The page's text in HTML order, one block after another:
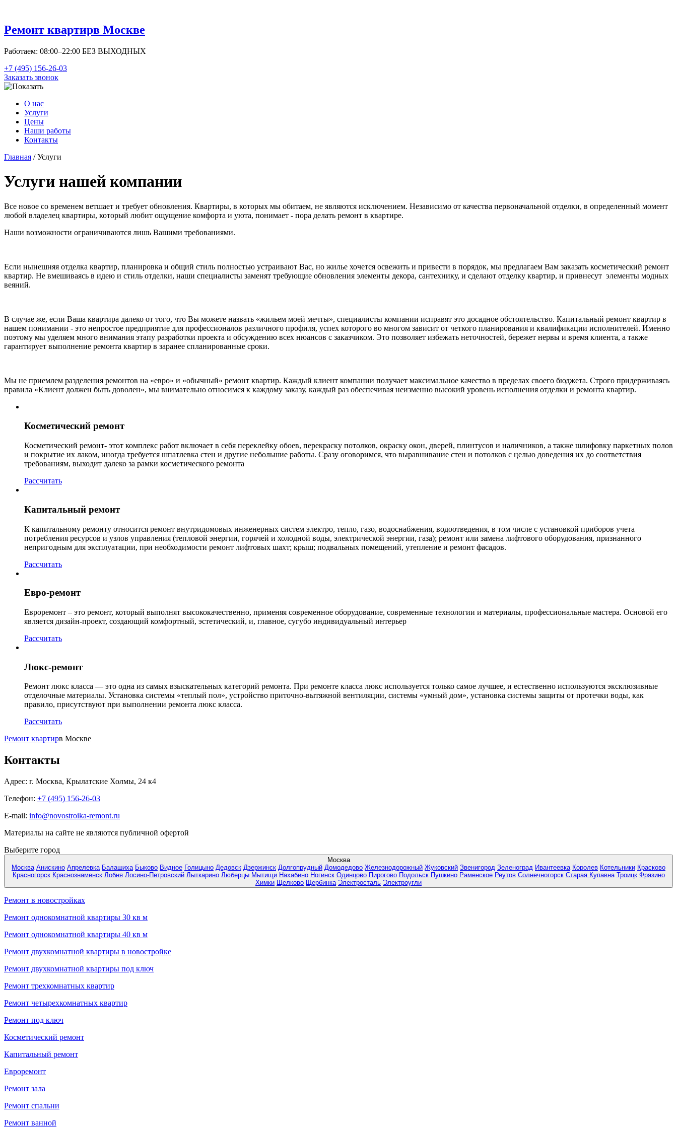
Ремонт квартирв Москве
Работаем: 08:00–22:00 БЕЗ ВЫХОДНЫХ
+7 (495) 156-26-03
Заказать звонок
О нас
Услуги
Цены
Наши работы
Контакты
Главная / Услуги
Услуги нашей компании
Все новое со временем ветшает и требует обновления. Квартиры, в которых мы обитаем, не являются исключением. Независимо от качества первоначальной отделки, в определенный момент
любой владелец квартиры, который любит ощущение комфорта и уюта, понимает - пора делать ремонт в квартире.
Наши возможности ограничиваются лишь Вашими требованиями.
Если нынешняя отделка квартир, планировка и общий стиль полностью устраивают Вас, но жилье хочется освежить и привести в порядок, мы предлагаем Вам заказать косметический ремонт
квартир. Не вмешиваясь в идею и стиль отделки, наши специалисты заменят требующие обновления элементы декора, сантехнику, и сделают отделку квартир, и привнесут элементы модных
веяний.
В случае же, если Ваша квартира далеко от того, что Вы можете назвать «жильем моей мечты», специалисты компании исправят это досадное обстоятельство. Капитальный ремонт квартир в
нашем понимании - это непростое предприятие для профессионалов различного профиля, успех которого во многом зависит от четкого планирования и квалификации исполнителей. Именно
поэтому мы уделяем много внимания этапу разработки проекта и обсуждению всех нюансов с заказчиком. Это позволяет избежать неточностей, бережет нервы и время клиента, а также
гарантирует выполнение ремонта квартир в заранее спланированные сроки.
Мы не приемлем разделения ремонтов на «евро» и «обычный» ремонт квартир. Каждый клиент компании получает максимальное качество в пределах своего бюджета. Строго придерживаясь
правила «Клиент должен быть доволен», мы внимательно относимся к каждому заказу, каждый раз обеспечивая неизменно высокий уровень исполнения отделки и ремонта квартир.
Косметический ремонт
Косметический ремонт- этот комплекс работ включает в себя переклейку обоев, перекраску потолков, окраску окон, дверей, плинтусов и наличников, а также шлифовку паркетных полов
и покрытие их лаком, иногда требуется шпатлевка стен и другие небольшие работы. Сразу оговоримся, что выравнивание стен и потолков с целью доведения их до соответствия
требованиям, выходит далеко за рамки косметического ремонта
Рассчитать
Капитальный ремонт
К капитальному ремонту относится ремонт внутридомовых инженерных систем электро, тепло, газо, водоснабжения, водоотведения, в том числе с установкой приборов учета
потребления ресурсов и узлов управления (тепловой энергии, горячей и холодной воды, электрической энергии, газа); ремонт или замена лифтового оборудования, признанного
непригодным для эксплуатации, при необходимости ремонт лифтовых шахт; крыш; подвальных помещений, утепление и ремонт фасадов.
Рассчитать
Евро-ремонт
Евроремонт – это ремонт, который выполнят высококачественно, применяя современное оборудование, современные технологии и материалы, профессиональные мастера. Основой его
является дизайн-проект, создающий комфортный, эстетический, и, главное, сугубо индивидуальный интерьер
Рассчитать
Люкс-ремонт
Ремонт люкс класса — это одна из самых взыскательных категорий ремонта. При ремонте класса люкс используется только самое лучшее, и естественно используются эксклюзивные
отделочные материалы. Установка системы «теплый пол», устройство приточно-вытяжной вентиляции, системы «умный дом», установка системы защиты от протечки воды, как
правило, присутствуют при выполнении ремонта люкс класса.
Рассчитать
Ремонт квартирв Москве
Контакты
Адрес: г. Москва, Крылатские Холмы, 24 к4
Телефон: +7 (495) 156-26-03
E-mail: info@novostroika-remont.ru
Материалы на сайте не являются публичной офертой
Выберите город
Москва
Москва Анискино Апрелевка Балашиха Быково Видное Голицыно Дедовск Дзержинск Долгопрудный Домодедово Железнодорожный Жуковский Звенигород Зеленоград Ивантеевка Королев Котельники Красково
Красногорск Краснознаменск Лобня Лосино-Петровский Лыткарино Люберцы Мытищи Нахабино Ногинск Одинцово Пирогово Подольск Пушкино Раменское Реутов Солнечногорск Старая Купавна Троицк Фрязино
Химки Щелково Щербинка Электросталь Электроугли
Ремонт в новостройках
Ремонт однокомнатной квартиры 30 кв м
Ремонт однокомнатной квартиры 40 кв м
Ремонт двухкомнатной квартиры в новостройке
Ремонт двухкомнатной квартиры под ключ
Ремонт трехкомнатных квартир
Ремонт четырехкомнатных квартир
Ремонт под ключ
Косметический ремонт
Капитальный ремонт
Евроремонт
Ремонт зала
Ремонт спальни
Ремонт ванной